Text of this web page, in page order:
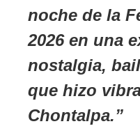
noche de la
2026en una
nostalgia,
que hizo
Chontalpa.